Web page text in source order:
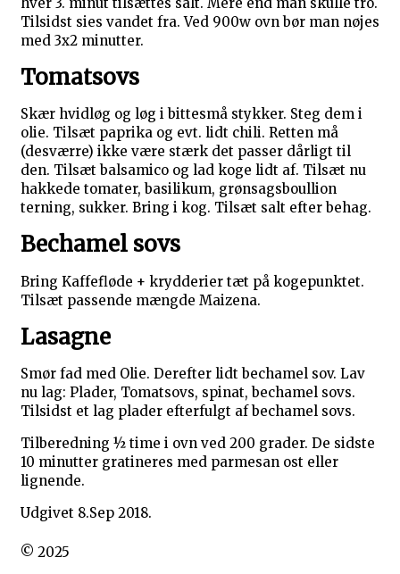
Tilsidst sies vandet fra. Ved 900w ovn bør man nøjes
med 3x2 minutter.
Tomatsovs
Skær hvidløg og løg i bittesmå stykker. Steg dem i
olie. Tilsæt paprika og evt. lidt chili. Retten må
(desværre) ikke være stærk det passer dårligt til
den. Tilsæt balsamico og lad koge lidt af. Tilsæt nu
hakkede tomater, basilikum, grønsagsboullion
terning, sukker. Bring i kog. Tilsæt salt efter behag.
Bechamel sovs
Bring Kaffefløde + krydderier tæt på kogepunktet.
Tilsæt passende mængde Maizena.
Lasagne
Smør fad med Olie. Derefter lidt bechamel sov. Lav
nu lag: Plader, Tomatsovs, spinat, bechamel sovs.
Tilsidst et lag plader efterfulgt af bechamel sovs.
Tilberedning ½ time i ovn ved 200 grader. De sidste
10 minutter gratineres med parmesan ost eller
lignende.
Udgivet 8.Sep 2018.
© 2025